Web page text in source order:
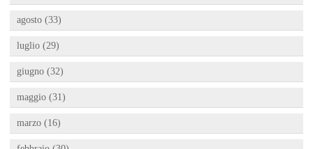
agosto (33)
luglio (29)
giugno (32)
maggio (31)
marzo (16)